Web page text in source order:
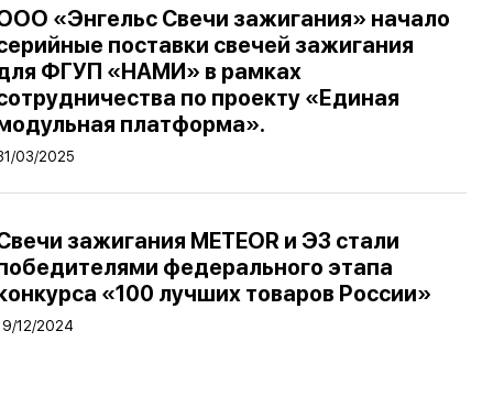
«Энгельс Свечи зажигания» начало
поставки свечей зажигания
ФГУП «НАМИ» в рамках
по проекту «Единая
платформа».
03/2025
зажигания METEOR и ЭЗ стали
федерального этапа
«100 лучших товаров России»
12/2024